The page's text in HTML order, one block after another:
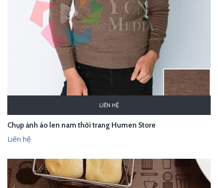
LIÊN HỆ
Chụp ảnh áo len nam thời trang Humen Store
Liên hệ